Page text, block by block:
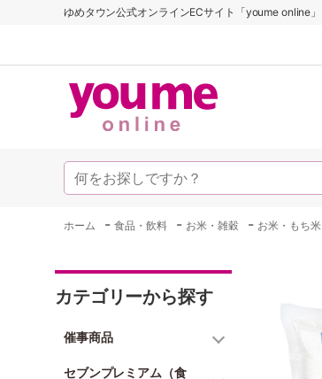
ゆめタウン公式オンラインECサイト「youme online」
ホーム -食品・飲料 - お米・雑穀 - お米・もち米
カテゴリーから探す
催事商品
セブンプレミアム（食